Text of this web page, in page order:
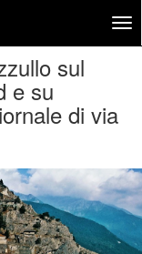
sul
e su
di via